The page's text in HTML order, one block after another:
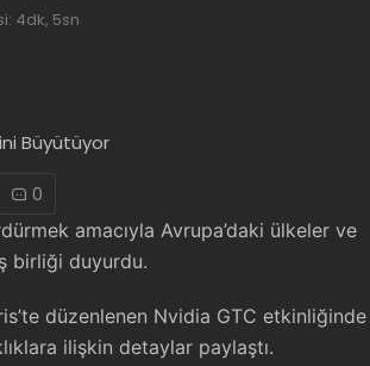
4dk, 5sn
0
amacıyla Avrupa’daki ülkeler ve
birliği duyurdu.
düzenlenen Nvidia GTC etkinliğinde
ilişkin detaylar paylaştı.